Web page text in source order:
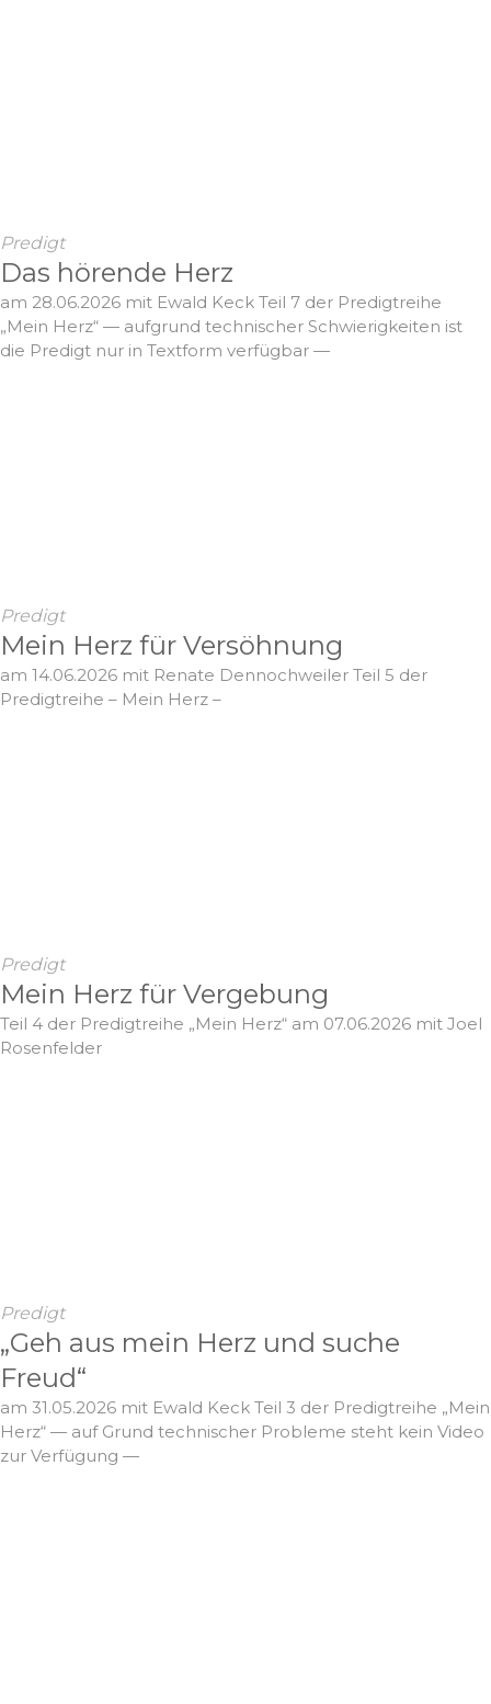
Predigt
Das hörende Herz
am 28.06.2026 mit Ewald Keck Teil 7 der Predigtreihe
„Mein Herz“ — aufgrund technischer Schwierigkeiten ist
die Predigt nur in Textform verfügbar —
Predigt
Mein Herz für Versöhnung
am 14.06.2026 mit Renate Dennochweiler Teil 5 der
Predigtreihe – Mein Herz –
Predigt
Mein Herz für Vergebung
Teil 4 der Predigtreihe „Mein Herz“ am 07.06.2026 mit Joel
Rosenfelder
Predigt
„Geh aus mein Herz und suche
Freud“
am 31.05.2026 mit Ewald Keck Teil 3 der Predigtreihe „Mein
Herz“ — auf Grund technischer Probleme steht kein Video
zur Verfügung —